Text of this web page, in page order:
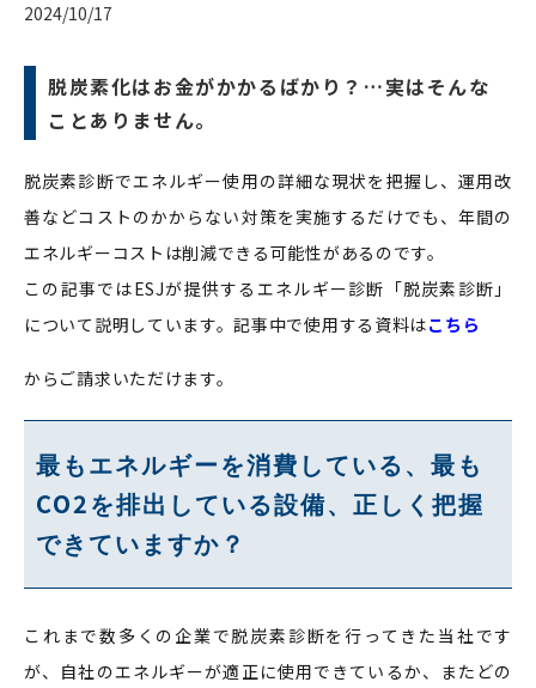
2024/10/17
脱炭素化はお金がかかるばかり？…実はそんな
ことありません。
脱炭素診断でエネルギー使用の詳細な現状を把握し、運用改
善などコストのかからない対策を実施するだけでも、年間の
エネルギーコストは削減できる可能性があるのです。
この記事ではESJが提供するエネルギー診断「脱炭素診断」
について説明しています。記事中で使用する資料はこちら
からご請求いただけます。
最もエネルギーを消費している、最も
CO2 を排出している設備、正しく把握
できていますか？
これまで数多くの企業で脱炭素診断を行ってきた当社です
が、自社のエネルギーが適正に使用できているか、またどの